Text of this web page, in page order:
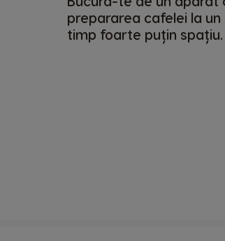
prepararea cafelei la
timp foarte puțin spațiu.